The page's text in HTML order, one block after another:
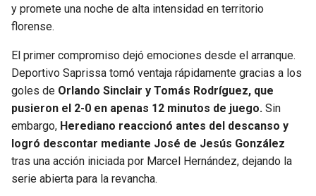
y promete una noche de alta intensidad en territorio
florense.
El primer compromiso dejó emociones desde el arranque.
Deportivo Saprissa tomó ventaja rápidamente gracias a los
goles de Orlando Sinclair y Tomás Rodríguez, que
pusieron el 2-0 en apenas 12 minutos de juego. Sin
embargo, Herediano reaccionó antes del descanso y
logró descontar mediante José de Jesús González
tras una acción iniciada por Marcel Hernández, dejando la
serie abierta para la revancha.